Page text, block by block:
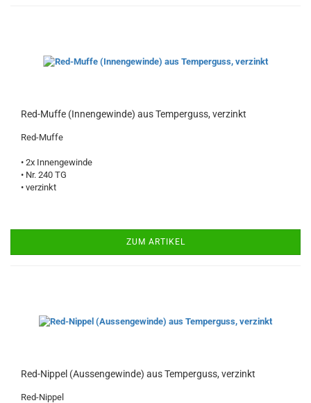
Red-Muffe (Innengewinde) aus Temperguss, verzinkt
Red-Muffe
• 2x Innengewinde
• Nr. 240 TG
• verzinkt
ZUM ARTIKEL
Red-Nippel (Aussengewinde) aus Temperguss, verzinkt
Red-Nippel